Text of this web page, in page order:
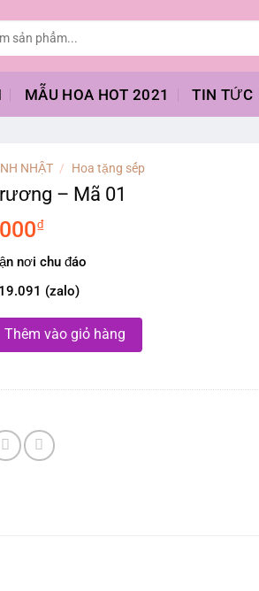
MẪU HOA HOT 2021 TIN TỨC
NHẬT / Hoa tặng sếp
– Mã 01
₫
price
is:
750.000₫.
nơi chu đáo
(zalo)
- Mã 01 số lượng
Thêm vào giỏ hàng